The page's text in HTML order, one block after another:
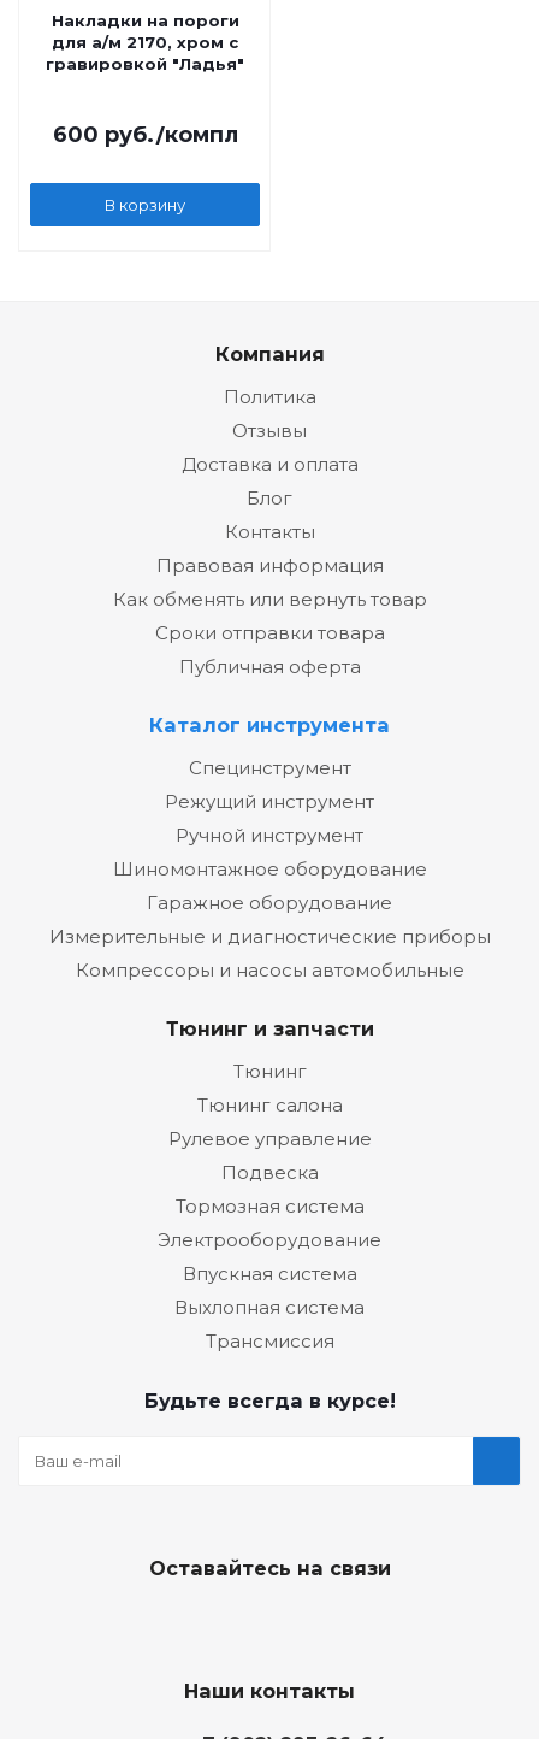
Накладки на пороги
для а/м 2170, хром с
гравировкой "Ладья"
600 руб./компл
В корзину
Компания
Политика
Отзывы
Доставка и оплата
Блог
Контакты
Правовая информация
Как обменять или вернуть товар
Сроки отправки товара
Публичная оферта
Каталог инструмента
Специнструмент
Режущий инструмент
Ручной инструмент
Шиномонтажное оборудование
Гаражное оборудование
Измерительные и диагностические приборы
Компрессоры и насосы автомобильные
Тюнинг и запчасти
Тюнинг
Тюнинг салона
Рулевое управление
Подвеска
Тормозная система
Электрооборудование
Впускная система
Выхлопная система
Трансмиссия
Будьте всегда в курсе!
Оставайтесь на связи
Наши контакты